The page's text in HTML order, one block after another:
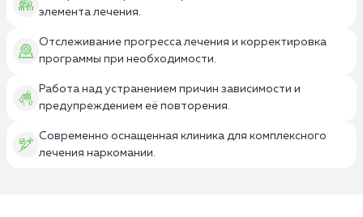
элемента лечения.
Отслеживание прогресса лечения и корректировка
программы при необходимости.
Работа над устранением причин зависимости и
предупреждением её повторения.
Современно оснащенная клиника для комплексного
лечения наркомании.